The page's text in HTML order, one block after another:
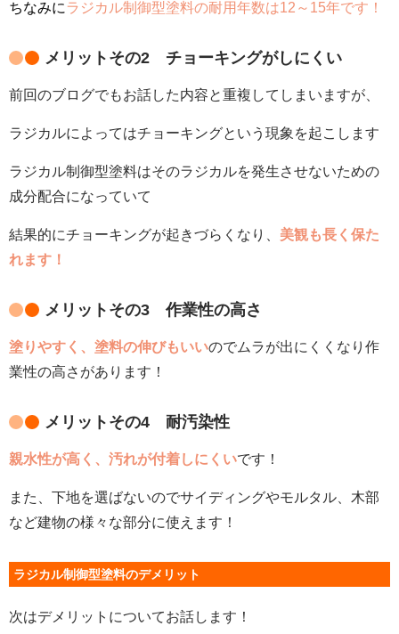
ちなみにラジカル制御型塗料の耐用年数は12～15年です！
メリットその2 チョーキングがしにくい
前回のブログでもお話した内容と重複してしまいますが、
ラジカルによってはチョーキングという現象を起こします
ラジカル制御型塗料はそのラジカルを発生させないための
成分配合になっていて
結果的にチョーキングが起きづらくなり、 美観も長く保た
れます！
メリットその3 作業性の高さ
塗りやすく、塗料の伸びもいいのでムラが出にくくなり作
業性の高さがあります！
メリットその4 耐汚染性
親水性が高く、汚れが付着しにくいです！
また、下地を選ばないのでサイディングやモルタル、木部
など建物の様々な部分に使えます！
ラジカル制御型塗料のデメリット
次はデメリットについてお話します！